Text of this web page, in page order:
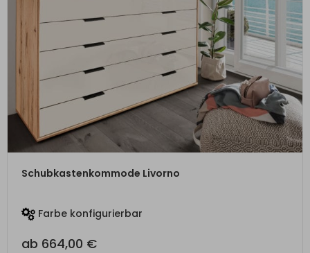
ZUM PRODUKT
Schubkastenkommode Livorno
Farbe konfigurierbar
ab 664,00 €